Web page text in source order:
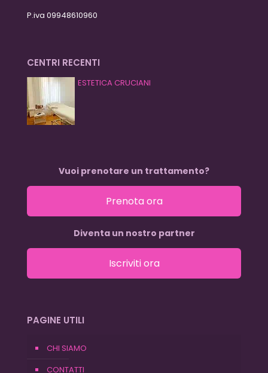
P.iva 09948610960
CENTRI RECENTI
ESTETICA CRUCIANI
Vuoi prenotare un trattamento?
Prenota ora
Diventa un nostro partner
Iscriviti ora
PAGINE UTILI
CHI SIAMO
CONTATTI